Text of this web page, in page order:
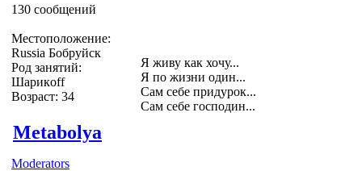
130 сообщений
Местоположение:
Russia Бобруйск
Род занятий:
Шарикoff
Возраст: 34
Я живу как хочу...
Я по жизни один...
Сам себе придурок...
Сам себе господин...
Metabolya
Moderators